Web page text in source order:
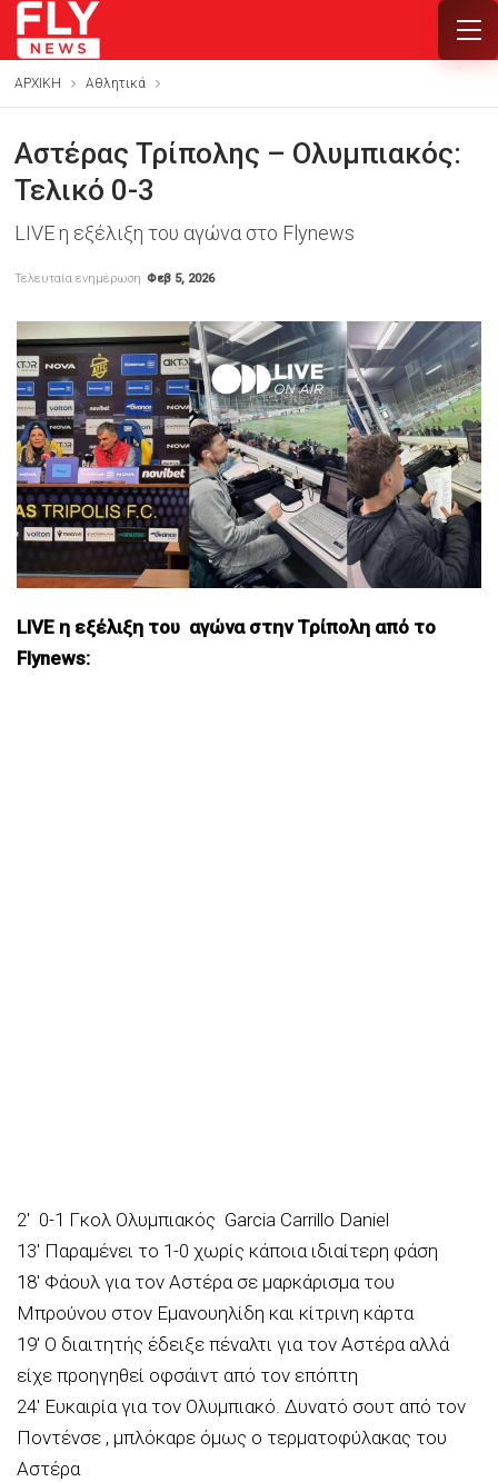
ΑΡΧΙΚΗ Αθλητικά
Αστέρας Τρίπολης – Ολυμπιακός:
Τελικό 0-3
LIVE η εξέλιξη του αγώνα στο Flynews
Τελευταία ενημέρωση Φεβ 5, 2026
LIVE η εξέλιξη του αγώνα στην Τρίπολη από το
Flynews:
2′ 0-1 Γκολ Ολυμπιακός Garcia Carrillo Daniel
13′ Παραμένει το 1-0 χωρίς κάποια ιδιαίτερη φάση
18′ Φάουλ για τον Αστέρα σε μαρκάρισμα του
Μπρούνου στον Εμανουηλίδη και κίτρινη κάρτα
19′ Ο διαιτητής έδειξε πέναλτι για τον Αστέρα αλλά
είχε προηγηθεί οφσάιντ από τον επόπτη
24′ Ευκαιρία για τον Ολυμπιακό. Δυνατό σουτ από τον
Ποντένσε , μπλόκαρε όμως ο τερματοφύλακας του
Αστέρα